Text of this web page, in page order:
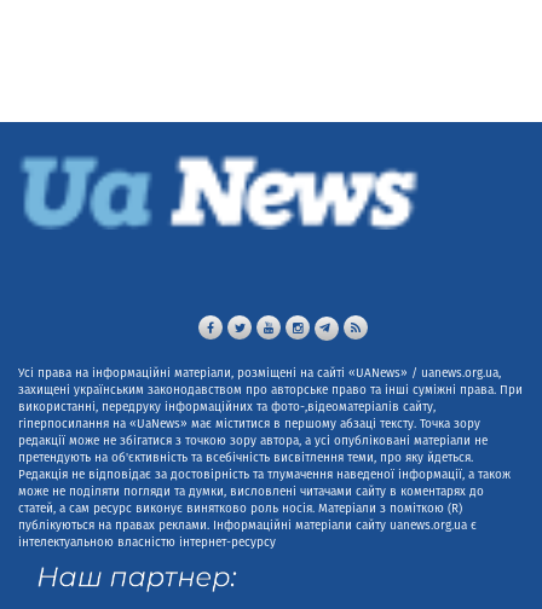
Усі права на інформаційні матеріали, розміщені на сайті «UANews» / uanews.org.ua,
захищені українським законодавством про авторське право та інші суміжні права. При
використанні, передруку інформаційних та фото-,відеоматеріалів сайту,
гіперпосилання на «UaNews» має міститися в першому абзаці тексту. Точка зору
редакції може не збігатися з точкою зору автора, а усі опубліковані матеріали не
претендують на об'єктивність та всебічність висвітлення теми, про яку йдеться.
Редакція не відповідає за достовірність та тлумачення наведеної інформації, а також
може не поділяти погляди та думки, висловлені читачами сайту в коментарях до
статей, а сам ресурс виконує винятково роль носія. Матеріали з поміткою (R)
публікуються на правах реклами. Інформаційні матеріали сайту uanews.org.ua є
інтелектуальною власністю інтернет-ресурсу